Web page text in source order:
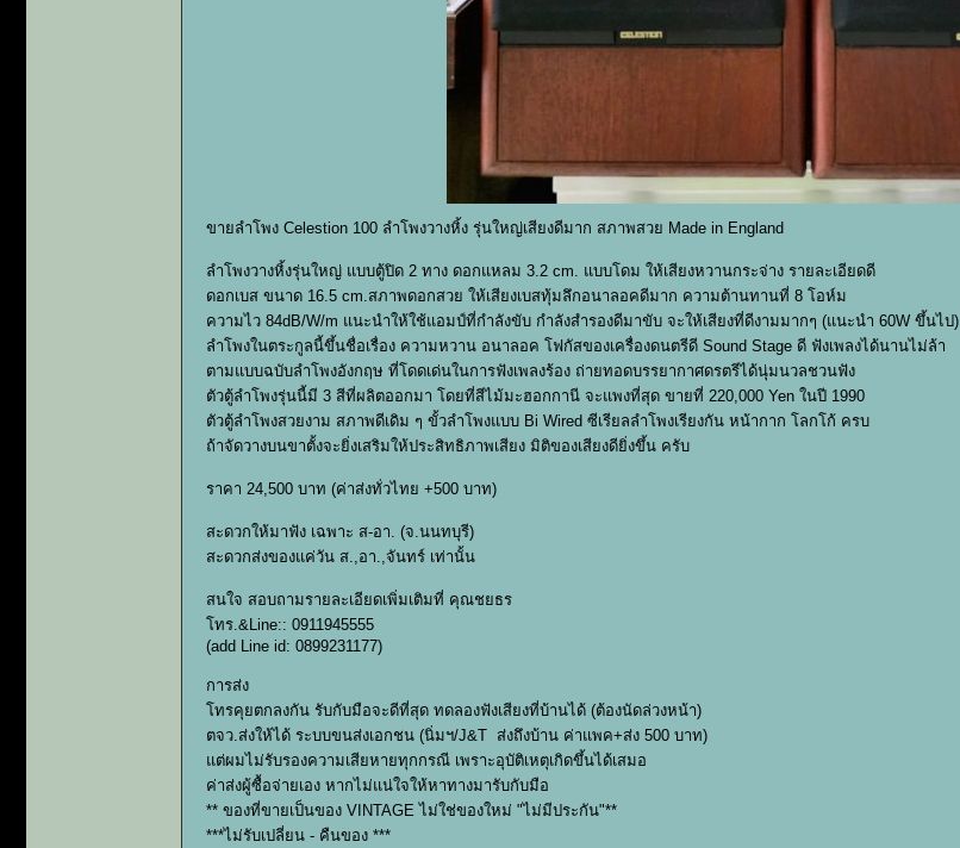
ขายลำโพง Celestion 100 ลำโพงวางหิ้ง รุ่นใหญ่เสียงดีมาก สภาพสวย Made in England
ลำโพงวางหิ้งรุ่นใหญ่ แบบตู้ปิด 2 ทาง ดอกแหลม 3.2 cm. แบบโดม ให้เสียงหวานกระจ่าง รายละเอียดดี
ดอกเบส ขนาด 16.5 cm.สภาพดอกสวย ให้เสียงเบสทุ้มลึกอนาลอคดีมาก ความต้านทานที่ 8 โอห์ม
ความไว 84dB/W/m แนะนำให้ใช้แอมป์ที่กำลังขับ กำลังสำรองดีมาขับ จะให้เสียงที่ดีงามมากๆ (แนะนำ 60W ขึ้นไป)
ลำโพงในตระกูลนี้ขึ้นชื่อเรื่อง ความหวาน อนาลอค โฟกัสของเครื่องดนตรีดี Sound Stage ดี ฟังเพลงได้นานไม่ล้า
ตามแบบฉบับลำโพงอังกฤษ ที่โดดเด่นในการฟังเพลงร้อง ถ่ายทอดบรรยากาศดรตรีได้นุ่มนวลชวนฟัง
ตัวตู้ลำโพงรุ่นนี้มี 3 สีที่ผลิตออกมา โดยที่สีไม้มะฮอกกานี จะแพงที่สุด ขายที่ 220,000 Yen ในปี 1990
ตัวตู้ลำโพงสวยงาม สภาพดีเดิม ๆ ขั้วลำโพงแบบ Bi Wired ซีเรียลลำโพงเรียงกัน หน้ากาก โลกโก้ ครบ
ถ้าจัดวางบนขาตั้งจะยิ่งเสริมให้ประสิทธิภาพเสียง มิติของเสียงดียิ่งขึ้น ครับ
ราคา 24,500 บาท (ค่าส่งทั่วไทย +500 บาท)
สะดวกให้มาฟัง เฉพาะ ส-อา. (จ.นนทบุรี)
สะดวกส่งของแค่วัน ส.,อา.,จันทร์ เท่านั้น
สนใจ สอบถามรายละเอียดเพิ่มเติมที่ คุณชยธร
โทร.&Line:: 0911945555
(add Line id: 0899231177)
การส่ง
โทรคุยตกลงกัน รับกับมือจะดีที่สุด ทดลองฟังเสียงที่บ้านได้ (ต้องนัดล่วงหน้า)
ตจว.ส่งให้ได้ ระบบขนส่งเอกชน (นิ่มฯ/J&T ส่งถึงบ้าน ค่าแพค+ส่ง 500 บาท)
แต่ผมไม่รับรองความเสียหายทุกกรณี เพราะอุบัติเหตุเกิดขึ้นได้เสมอ
ค่าส่งผู้ซื้อจ่ายเอง หากไม่แน่ใจให้หาทางมารับกับมือ
** ของที่ขายเป็นของ VINTAGE ไม่ใช่ของใหม่ "ไม่มีประกัน"**
***ไม่รับเปลี่ยน - คืนของ ***